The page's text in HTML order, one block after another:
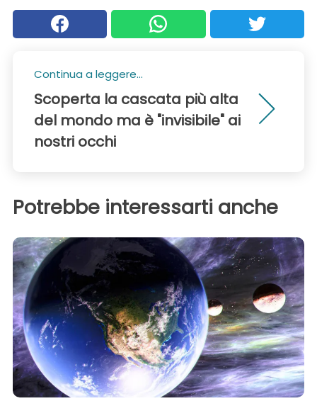
Continua a leggere...
Scoperta la cascata più alta
del mondo ma è "invisibile" ai
nostri occhi
Potrebbe interessarti anche